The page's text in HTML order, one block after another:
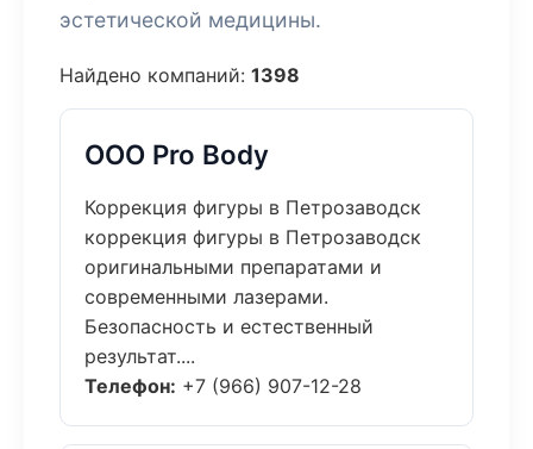
эстетической медицины.
Найдено компаний: 1398
ООО Pro Body
Коррекция фигуры в Петрозаводск
коррекция фигуры в Петрозаводск
оригинальными препаратами и
современными лазерами.
Безопасность и естественный
результат....
Телефон: +7 (966) 907-12-28